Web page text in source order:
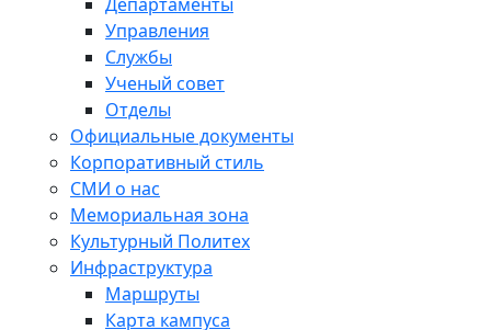
Управления
Службы
Ученый совет
Отделы
Официальные документы
Корпоративный стиль
СМИ о нас
Мемориальная зона
Культурный Политех
Инфраструктура
Маршруты
Карта кампуса